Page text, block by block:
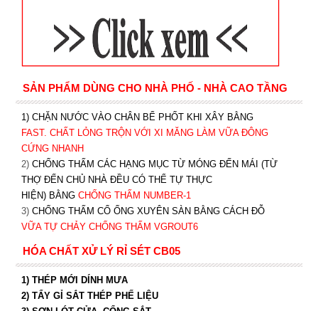
SẢN PHẨM DÙNG CHO NHÀ PHỐ - NHÀ CAO TẦNG
1) CHẶN NƯỚC VÀO CHÂN BỂ PHỐT KHI XÂY BẰNG
FAST. CHẤT LỎNG TRỘN VỚI XI MĂNG LÀM VỮA ĐÔNG
CỨNG NHANH
2) CHỐNG THẤM CÁC HẠNG MỤC TỪ MÓNG ĐẾN MÁI (TỪ
THỢ ĐẾN CHỦ NHÀ ĐỀU CÓ THỂ TỰ THỰC
HIỆN) BẰNG CHỐNG THẤM NUMBER-1
3) CHỐNG THẤM CỔ ỐNG XUYÊN SÀN BẰNG CÁCH ĐỖ
VỮA TỰ CHẢY CHỐNG THẤM VGROUT6
HÓA CHẤT XỬ LÝ RỈ SÉT CB05
1) THÉP MỚI DÍNH MƯA
2) TẨY GỈ SẮT THÉP PHẾ LIỆU